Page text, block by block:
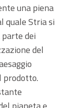
una piena
quale Stria si
dei
del
prodotto.